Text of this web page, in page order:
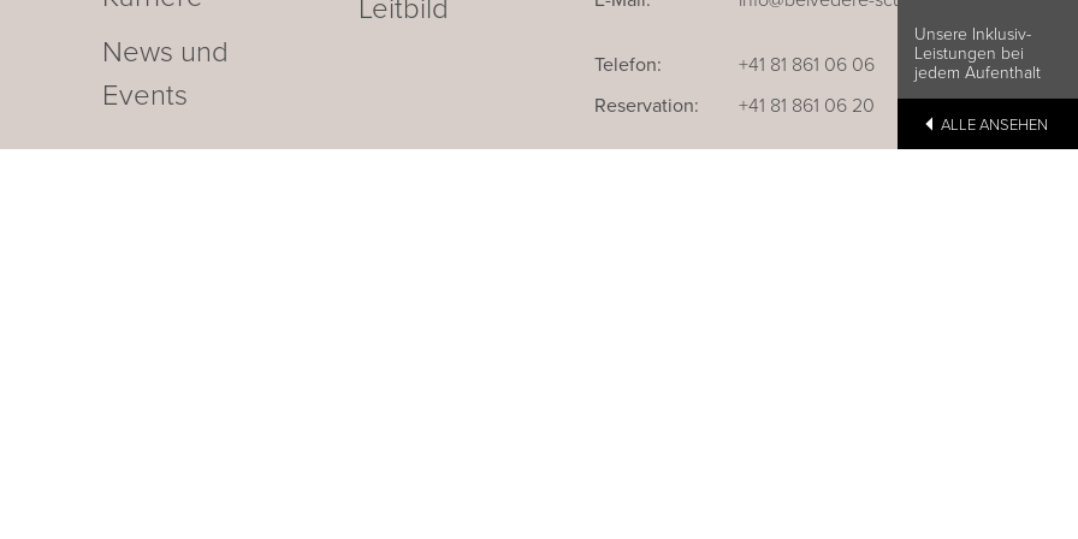
Unsere Inklusiv-
Leistungen bei
jedem Aufenthalt
ALLE ANSEHEN
News und
Events
Leitbild
Telefon:
+41 81 861 06 06
Reservation:
+41 81 861 06 20